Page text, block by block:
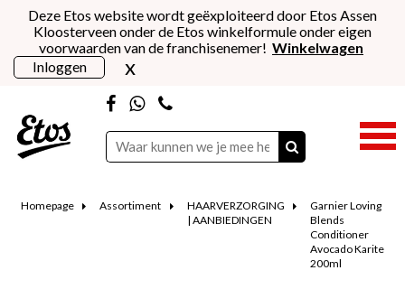
Deze Etos website wordt geëxploiteerd door Etos Assen
Kloosterveen onder de Etos winkelformule onder eigen
voorwaarden van de franchisenemer! Winkelwagen
Inloggen
x
Homepage Assortiment
HAARVERZORGING
| AANBIEDINGEN
Garnier Loving
Blends
Conditioner
Avocado Karite
200ml